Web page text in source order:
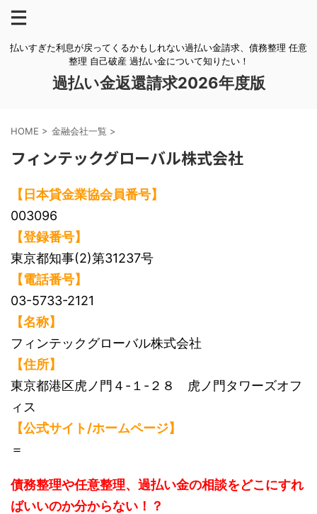
払いすぎた利息が戻ってくるかもしれない過払い金請求、債務整理 任意
整理 自己破産 過払い金について知りたい！
過払い金返還請求2026年度版
HOME > 金融会社一覧 >
フィンテックグローバル株式会社
【日本貸金業協会員番号】
003096
【登録番号】
東京都知事(2)第31237号
【電話番号】
03-5733-2121
【名称】
フィンテックグローバル株式会社
【住所】
東京都港区虎ノ門４-１-２８ 虎ノ門タワーズオフ
ィス
【公式サイト/ホームページ】
＝
債務整理や任意整理、過払い金の相談をどこにすれ
ばいいのか分からない！？